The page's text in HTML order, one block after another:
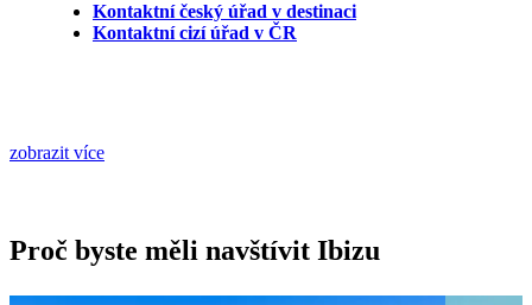
Kontaktní český úřad v destinaci
Kontaktní cizí úřad v ČR
zobrazit více
Proč byste měli navštívit Ibizu